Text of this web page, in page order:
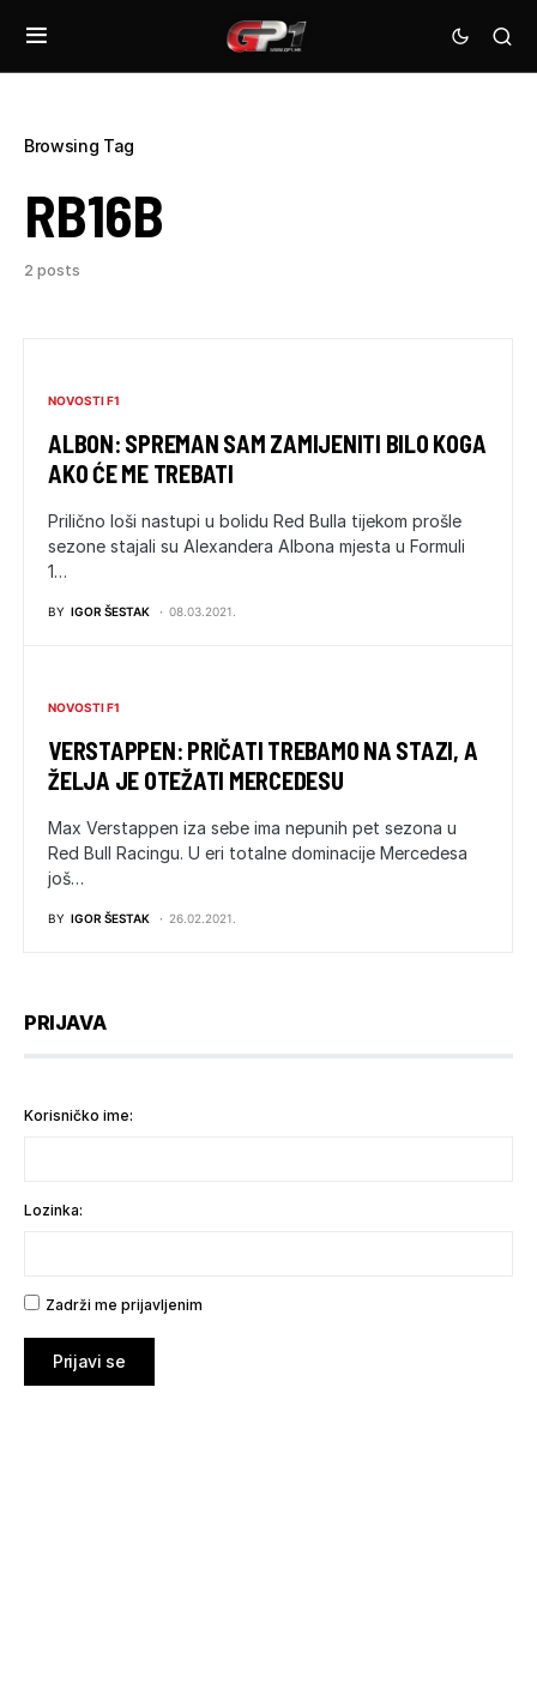
Browsing Tag
RB16B
2 posts
NOVOSTI F1
ALBON: SPREMAN SAM ZAMIJENITI BILO KOGA
AKO ĆE ME TREBATI
Prilično loši nastupi u bolidu Red Bulla tijekom prošle
sezone stajali su Alexandera Albona mjesta u Formuli
1…
BY IGOR ŠESTAK 08.03.2021.
NOVOSTI F1
VERSTAPPEN: PRIČATI TREBAMO NA STAZI, A
ŽELJA JE OTEŽATI MERCEDESU
Max Verstappen iza sebe ima nepunih pet sezona u
Red Bull Racingu. U eri totalne dominacije Mercedesa
još…
BY IGOR ŠESTAK 26.02.2021.
PRIJAVA
Korisničko ime:
Lozinka:
Zadrži me prijavljenim
Prijavi se